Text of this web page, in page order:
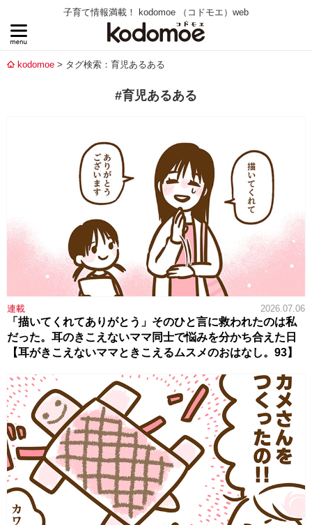
子育て情報満載！ kodomoe （コドモエ）web
kodomoe タグ検索：育児あるある
#育児あるある
連載 2026.07.06
「描いてくれてありがとう」そのひと言に救われたのは私
だった。耳のきこえないママ同士で悩みを分かち合えた日
【耳がきこえないママときこえるムスメのおはなし。93】